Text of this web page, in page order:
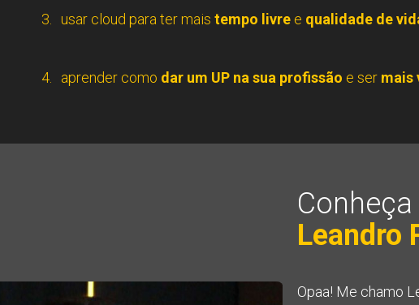
usar cloud para ter mais tempo livre e qualidade de
aprender como dar um UP na sua profissão e ser mais
Leandro
Opaa! Me chamo